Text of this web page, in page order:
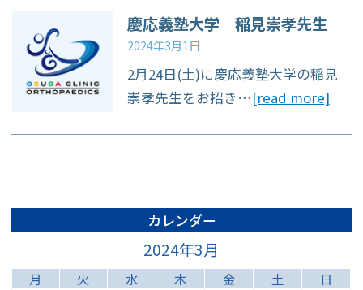
◆月・火・木・金
13:00～15:00は比較
的スムーズにご案内
※急患対応や混雑状
慶応義塾大学 稲見崇孝先生
2024年3月1日
2月24日(土)に慶応義塾大学の稲見
崇孝先生をお招き…[read more]
カレンダー
2024年3月
月 火 水 木 金 土 日